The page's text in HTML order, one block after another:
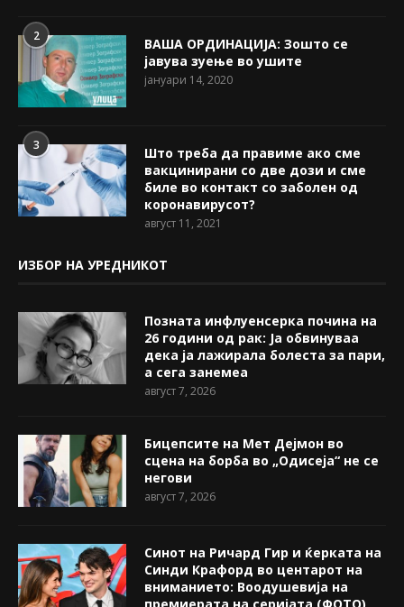
2
ВАША ОРДИНАЦИЈА: Зошто се
јавува зуење во ушите
јануари 14, 2020
3
Што треба да правиме ако сме
вакцинирани со две дози и сме
биле во контакт со заболен од
коронавирусот?
август 11, 2021
ИЗБОР НА УРЕДНИКОТ
Позната инфлуенсерка почина на
26 години од рак: Ја обвинуваа
дека ја лажирала болеста за пари,
а сега занемеа
август 7, 2026
Бицепсите на Мет Дејмон во
сцена на борба во „Одисеја“ не се
негови
август 7, 2026
Синот на Ричард Гир и ќерката на
Синди Крафорд во центарот на
вниманието: Воодушевија на
премиерата на серијата (ФОТО)